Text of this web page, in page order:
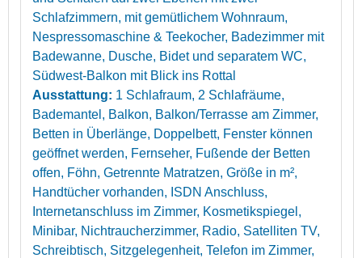
Schlafzimmern, mit gemütlichem Wohnraum,
Nespressomaschine & Teekocher, Badezimmer mit
Badewanne, Dusche, Bidet und separatem WC,
Südwest-Balkon mit Blick ins Rottal
Ausstattung: 1 Schlafraum, 2 Schlafräume,
Bademantel, Balkon, Balkon/Terrasse am Zimmer,
Betten in Überlänge, Doppelbett, Fenster können
geöffnet werden, Fernseher, Fußende der Betten
offen, Föhn, Getrennte Matratzen, Größe in m²,
Handtücher vorhanden, ISDN Anschluss,
Internetanschluss im Zimmer, Kosmetikspiegel,
Minibar, Nichtraucherzimmer, Radio, Satelliten TV,
Schreibtisch, Sitzgelegenheit, Telefon im Zimmer,